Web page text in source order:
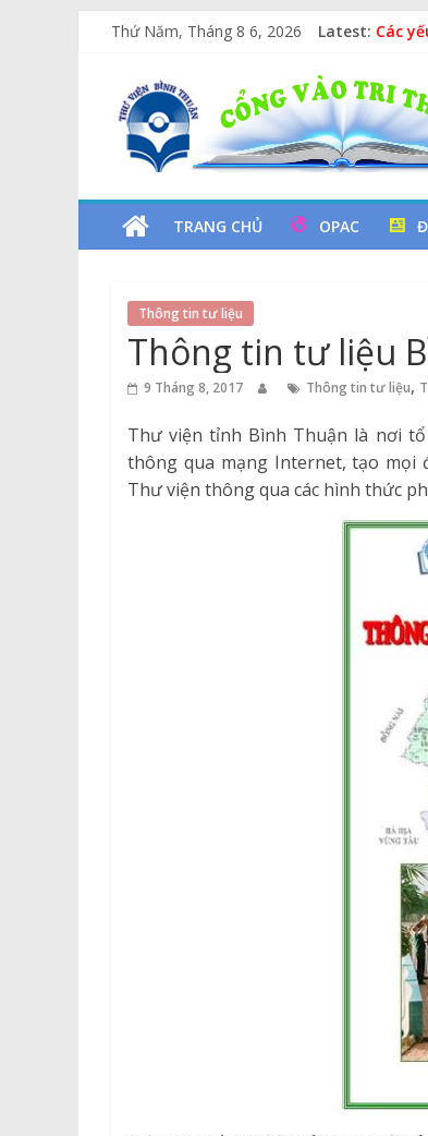
Thứ Năm, Tháng 8 6, 2026 Latest: Các
Lan
Kỷ
Thư
Viện
Tỉnh
Bình
Thuận
Cổng
Tri
Thức
TRANG CHỦ OPAC
Thông tin tư liệu
Thông tin tư liệu
9 Tháng 8, 2017 Thông tin tư liệu,
Thư viện tỉnh Bình Thuận là nơi
thông qua mạng Internet, tạo mọi
Thư viện thông qua các hình thức